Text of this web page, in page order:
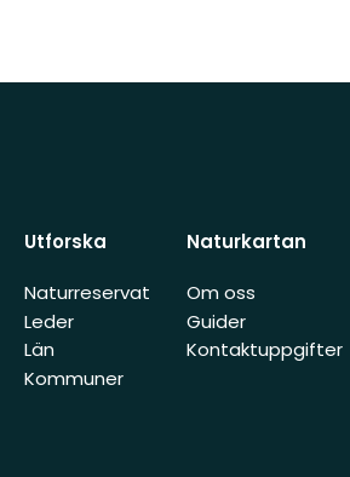
Utforska
Naturreservat
Leder
Län
Kommuner
Naturkartan
Om oss
Guider
Kontaktuppgifter